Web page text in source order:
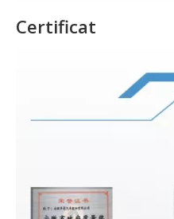
Certificat